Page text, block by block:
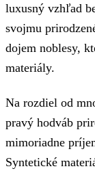
luxusný vzhľad
svojmu
dojem noblesy,
materiály.
Na rozdiel od
pravý hodváb
mimoriadne
Syntetické